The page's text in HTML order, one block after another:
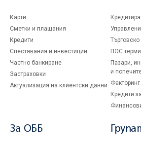
Карти
Сметки и плащания
Кредити
Спестявания и инвестиции
Частно банкиране
Застраховки
Актуализация на клиентски данни
ПОС
Пазари,
и
Факторинг
Кредити
За ОББ